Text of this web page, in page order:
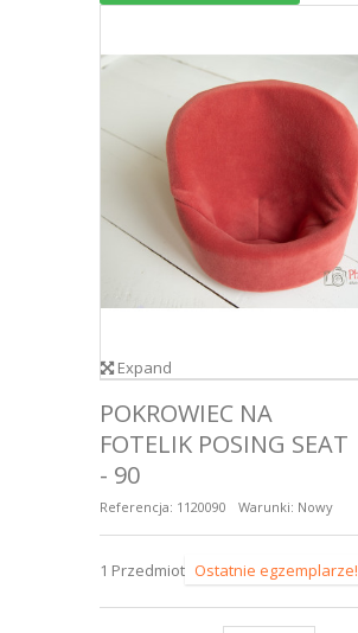
Expand
POKROWIEC NA
FOTELIK POSING SEAT
- 90
Referencja: 1120090 Warunki: Nowy
1 Przedmiot Ostatnie egzemplarze!